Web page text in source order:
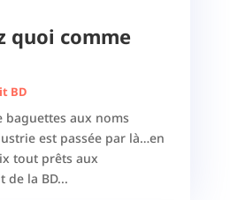
quoi comme
BD
baguettes aux noms
est passée par là…en
tout prêts aux
de la BD...